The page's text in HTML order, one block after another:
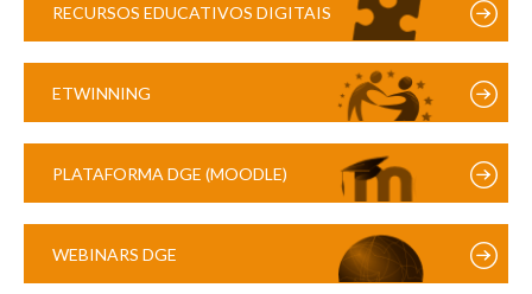
RECURSOS EDUCATIVOS DIGITAIS
ETWINNING
PLATAFORMA DGE (MOODLE)
WEBINARS DGE